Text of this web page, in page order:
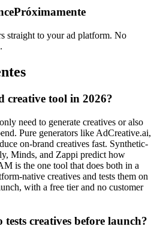
Próximamente
straight to your ad platform. No
creative tool in 2026?
need to generate creatives or also
Pure generators like AdCreative.ai,
on-brand creatives fast. Synthetic-
Minds, and Zappi predict how
is the one tool that does both in a
native creatives and tests them on
with a free tier and no customer
creatives before launch?